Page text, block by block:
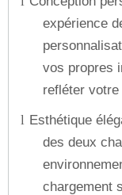
expérience
vos propres
refléter
l Esthétique
des deux
chargement